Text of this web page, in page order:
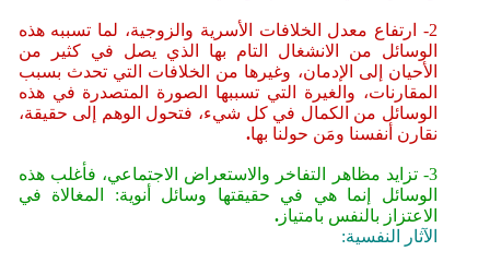
2- ارتفاع معدل الخلافات الأسرية والزوجية، لما تسببه هذه
الوسائل من الانشغال التام بها الذي يصل في كثير من
الأحيان إلى الإدمان، وغيرها من الخلافات التي تحدث بسبب
المقارنات، والغيرة التي تسببها الصورة المتصدرة في هذه
الوسائل من الكمال في كل شيء، فتحول الوهم إلى حقيقة،
نقارن أنفسنا ومَن حولنا بها.
3- تزايد مظاهر التفاخر والاستعراض الاجتماعي، فأغلب هذه
الوسائل إنما هي في حقيقتها وسائل أنوية: المغالاة في
الاعتزاز بالنفس بامتياز .
الآثار النفسية: